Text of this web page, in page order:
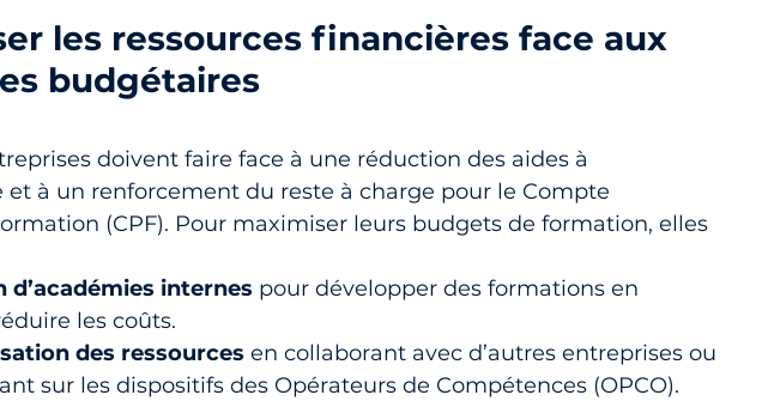
les ressources financières face aux
budgétaires
doivent faire face à une réduction des aides à
et à un renforcement du reste à charge pour le Compte
(CPF). Pour maximiser leurs budgets de formation, elles
d’académies internes pour développer des formations en
les coûts.
des ressources en collaborant avec d’autres entreprises ou
sur les dispositifs des Opérateurs de Compétences (OPCO).